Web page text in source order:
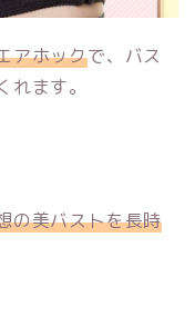
アホックで、バス
れます。
の美バストを長時